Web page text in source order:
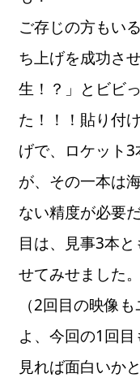
ご存じの方もい
ち上げを成功さ
生！？」とビビ
た！！！貼り付
げで、ロケット
が、その一本は
ない精度が必要
目は、見事3本
せてみせました。
（2回目の映像
よ、今回の1回
見れば面白いかと